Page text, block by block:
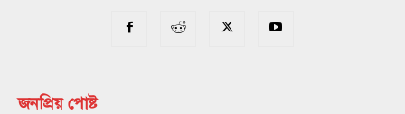
জনপ্রিয় পোষ্ট